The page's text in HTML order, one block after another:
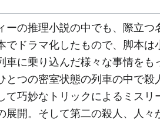
の推理小説の中でも、際立つ
でドラマ化したもので、脚本は
車に乗り込んだ様々な事情をも
とつの密室状態の列車の中で殺
て巧妙なトリックによるミスリ
展開。そして第二の殺人、人々